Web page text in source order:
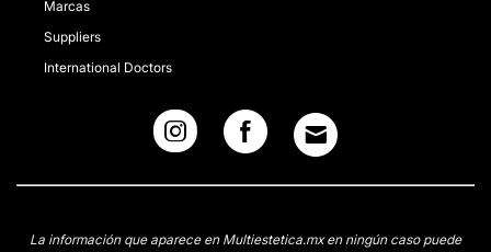
Marcas
Suppliers
International Doctors
La información que aparece en Multiestetica.mx en ningún caso puede